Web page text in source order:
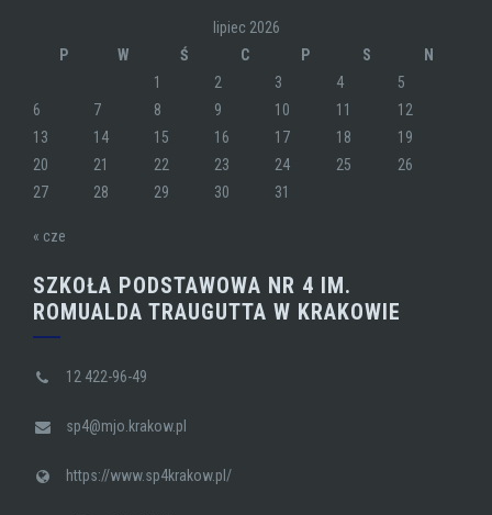
lipiec 2026
P
W Ś C P S
N
1
2 3 4
5
6
7 8 9 10 11
12
13
14 15 16 17 18
19
20
21 22 23 24 25
26
27
28 29 30 31
« cze
SZKOŁA PODSTAWOWA NR 4 IM.
ROMUALDA TRAUGUTTA W KRAKOWIE
12 422-96-49
sp4@mjo.krakow.pl
https://www.sp4krakow.pl/